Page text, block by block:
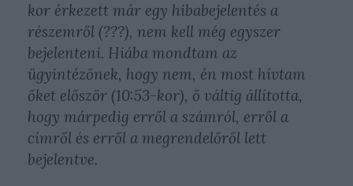
kor érkezett már egy hibabejelentés a
részemről (???), nem kell még egyszer
bejelenteni. Hiába mondtam az
ügyintézőnek, hogy nem, én most hívtam
őket először (10:53-kor), ő váltig állította,
hogy márpedig erről a számról, erről a
címről és erről a megrendelőről lett
bejelentve.